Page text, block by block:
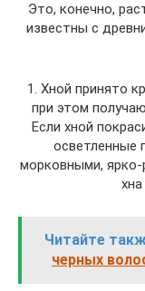
Это, конечно,
известны с
1. Хной принято
при этом
Если хной
осветленные
морковными,
Читайте
черных